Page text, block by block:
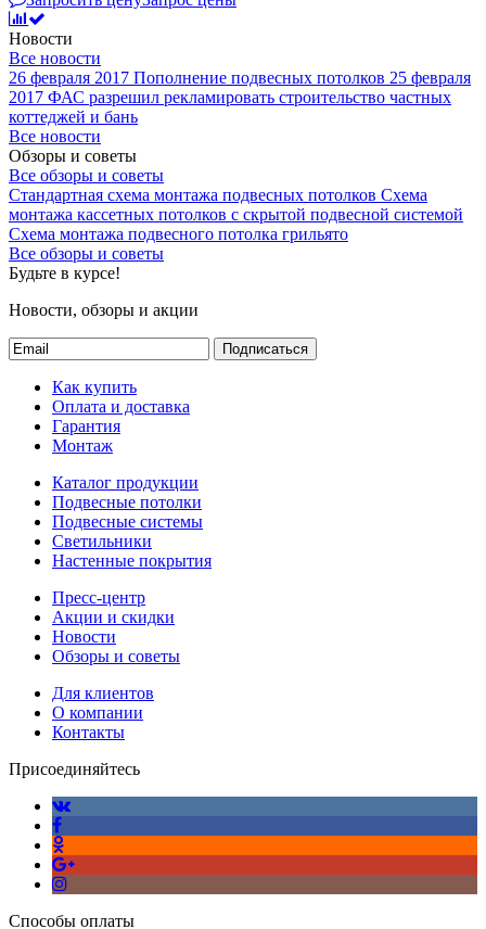
Новости
Все новости
26 февраля 2017 Пополнение подвесных потолков 25 февраля
2017 ФАС разрешил рекламировать строительство частных
коттеджей и бань
Все новости
Обзоры и советы
Все обзоры и советы
Стандартная схема монтажа подвесных потолков Схема
монтажа кассетных потолков с скрытой подвесной системой
Схема монтажа подвесного потолка грильято
Все обзоры и советы
Будьте в курсе!
Новости, обзоры и акции
Подписаться
Как купить
Оплата и доставка
Гарантия
Монтаж
Каталог продукции
Подвесные потолки
Подвесные системы
Светильники
Настенные покрытия
Пресс-центр
Акции и скидки
Новости
Обзоры и советы
Для клиентов
О компании
Контакты
Присоединяйтесь
Способы оплаты